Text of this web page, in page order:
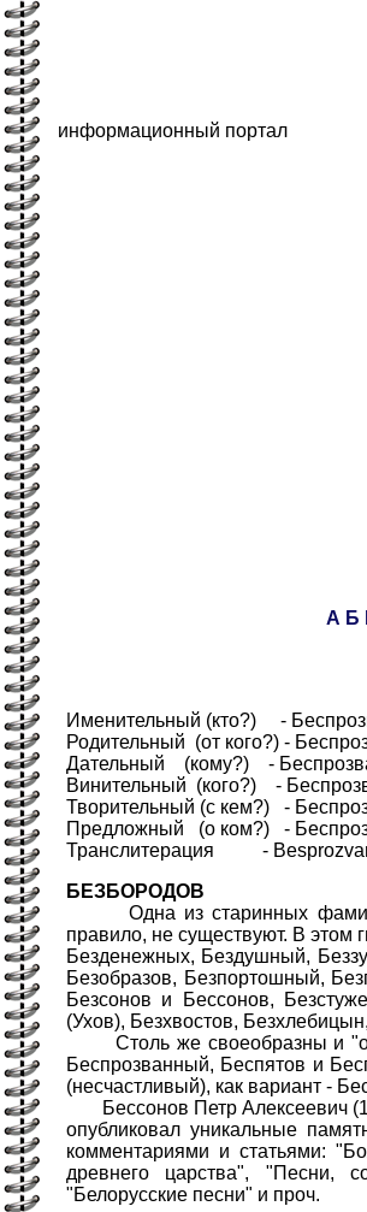
информационный портал
А Б
Именительный (кто?) -
Родительный (от кого?) -
Дательный (кому?) -
Винительный (кого?) -
Творительный (с кем?) -
Предложный (о ком?) -
Транслитерация -
БЕЗБОРОДОВ
Одна из старинных фамилий,
правило, не существуют. В этом
Безденежных, Бездушный,
Безобразов, Безпортошный,
Безсонов и Бессонов,
(Ухов), Безхвостов,
Столь же своеобразны и
Беспрозванный, Беспятов и
(несчастливый), как вариант -
Бессонов Петр Алексеевич
опубликовал уникальные
комментариями и статьями:
древнего царства", "Песни,
"Белорусские песни" и проч.